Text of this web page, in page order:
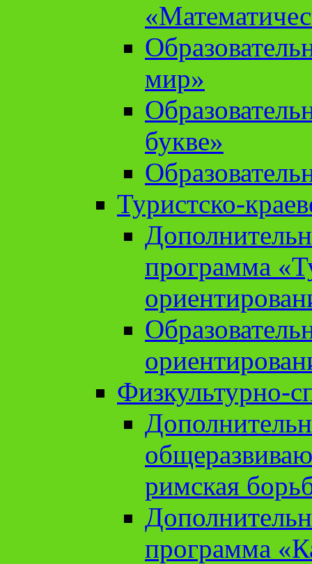
мир»
букве»
Туристско-
программа
Физкультурно-
римская
программа